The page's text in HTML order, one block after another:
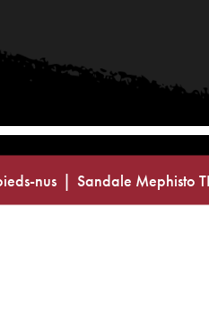
nus Sandale Mephisto